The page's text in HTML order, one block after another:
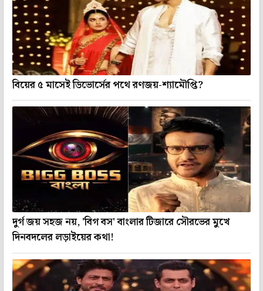
বিয়ের ৫ মাসেই ডিভোর্সের পথে রণজয়-শ্যামৌপ্তি?
দুর্গ জয় সহজ নয়, 'বিগ বস' বাংলার টিজারে সৌরভের মুখে
দিনবদলের লড়াইয়ের কথা!